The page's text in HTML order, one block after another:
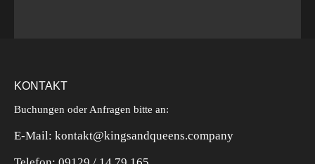
KONTAKT
Buchungen oder Anfragen bitte an:
E-Mail: kontakt@kingsandqueens.company